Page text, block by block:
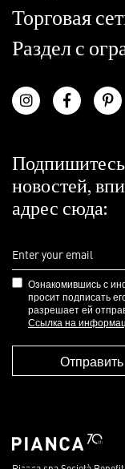
Торговая
Раздел с
новостей,
адрес сюда:
Ознакомившись с
просит подписать
разрешает ей
Ссылка на
Отправить